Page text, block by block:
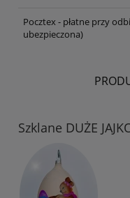
Pocztex - płatne przy
ubezpieczona)
Szklane DUŻE